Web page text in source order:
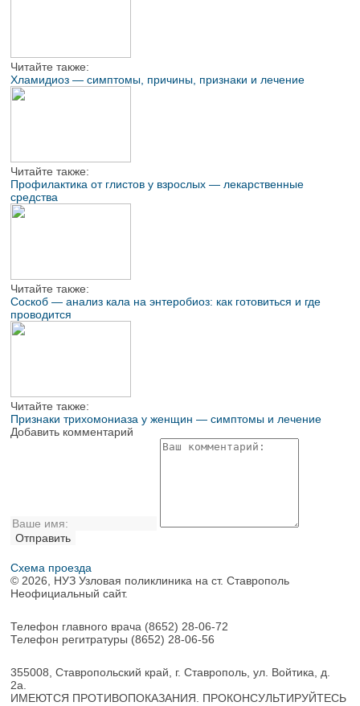
Читайте также:
Хламидиоз — симптомы, причины, признаки и лечение
Читайте также:
Профилактика от глистов у взрослых — лекарственные
средства
Читайте также:
Соскоб — анализ кала на энтеробиоз: как готовиться и где
проводится
Читайте также:
Признаки трихомониаза у женщин — симптомы и лечение
Добавить комментарий
Схема проезда
© 2026, НУЗ Узловая поликлиника на ст. Ставрополь
Неофициальный сайт.
Телефон главного врача (8652) 28-06-72
Телефон регитратуры (8652) 28-06-56
355008, Ставропольский край, г. Ставрополь, ул. Войтика, д.
2а.
ИМЕЮТСЯ ПРОТИВОПОКАЗАНИЯ. ПРОКОНСУЛЬТИРУЙТЕСЬ